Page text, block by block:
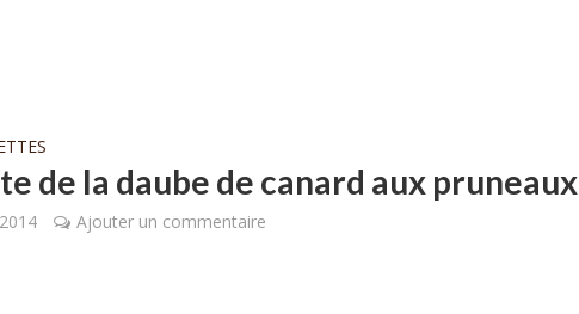
de la daube de canard aux pruneaux
Ajouter un commentaire